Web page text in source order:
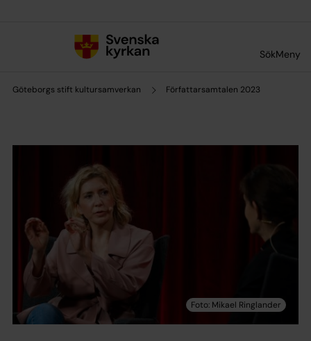
SökMeny
Göteborgs stift kultursamverkan Författarsamtalen 2023